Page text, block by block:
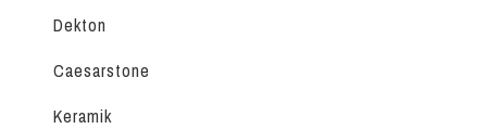
Dekton
Caesarstone
Keramik